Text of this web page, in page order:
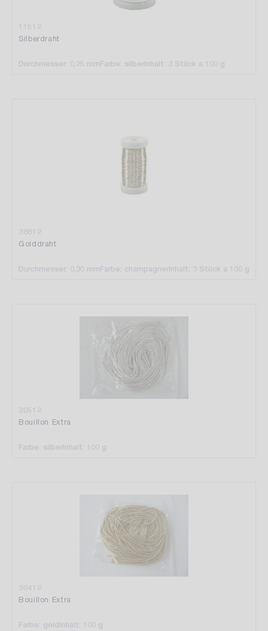
11512
Silberdraht
Durchmesser: 0,25 mmFarbe: silberInhalt: 3 Stück a 100 g
38812
Golddraht
Durchmesser: 0,30 mmFarbe: champagnerInhalt: 3 Stück a 100 g
30512
Bouillon Extra
Farbe: silberInhalt: 100 g
30412
Bouillon Extra
Farbe: goldInhalt: 100 g